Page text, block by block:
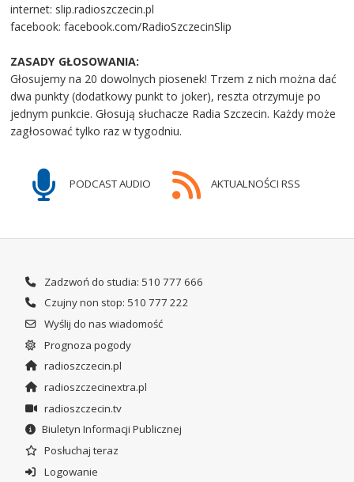
internet: slip.radioszczecin.pl
facebook: facebook.com/RadioSzczecinSlip
ZASADY GŁOSOWANIA:
Głosujemy na 20 dowolnych piosenek! Trzem z nich można dać
dwa punkty (dodatkowy punkt to joker), reszta otrzymuje po
jednym punkcie. Głosują słuchacze Radia Szczecin. Każdy może
zagłosować tylko raz w tygodniu.
PODCAST AUDIO AKTUALNOŚCI RSS
Zadzwoń do studia: 510 777 666
Czujny non stop: 510 777 222
Wyślij do nas wiadomość
Prognoza pogody
radioszczecin.pl
radioszczecinextra.pl
radioszczecin.tv
Biuletyn Informacji Publicznej
Posłuchaj teraz
Logowanie